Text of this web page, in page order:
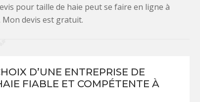
pour taille de haie peut se faire en ligne à
devis est gratuit.
D’UNE ENTREPRISE DE
FIABLE ET COMPÉTENTE À